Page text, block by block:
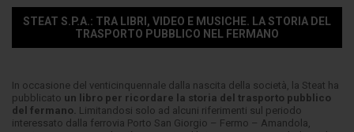
STEAT S.P.A.: TRA LIBRI, VIDEO E MUSICHE. LA STORIA DEL
TRASPORTO PUBBLICO NEL FERMANO
In occasione del venticinquennale dalla nascita della società, la Steat ha
pubblicato un libro per ricordare la storia del trasporto pubblico
del fermano. Limitandosi solo ad alcuni riferimenti sul periodo
interessato dalla ferrovia Porto San Giorgio – Fermo – Amandola,